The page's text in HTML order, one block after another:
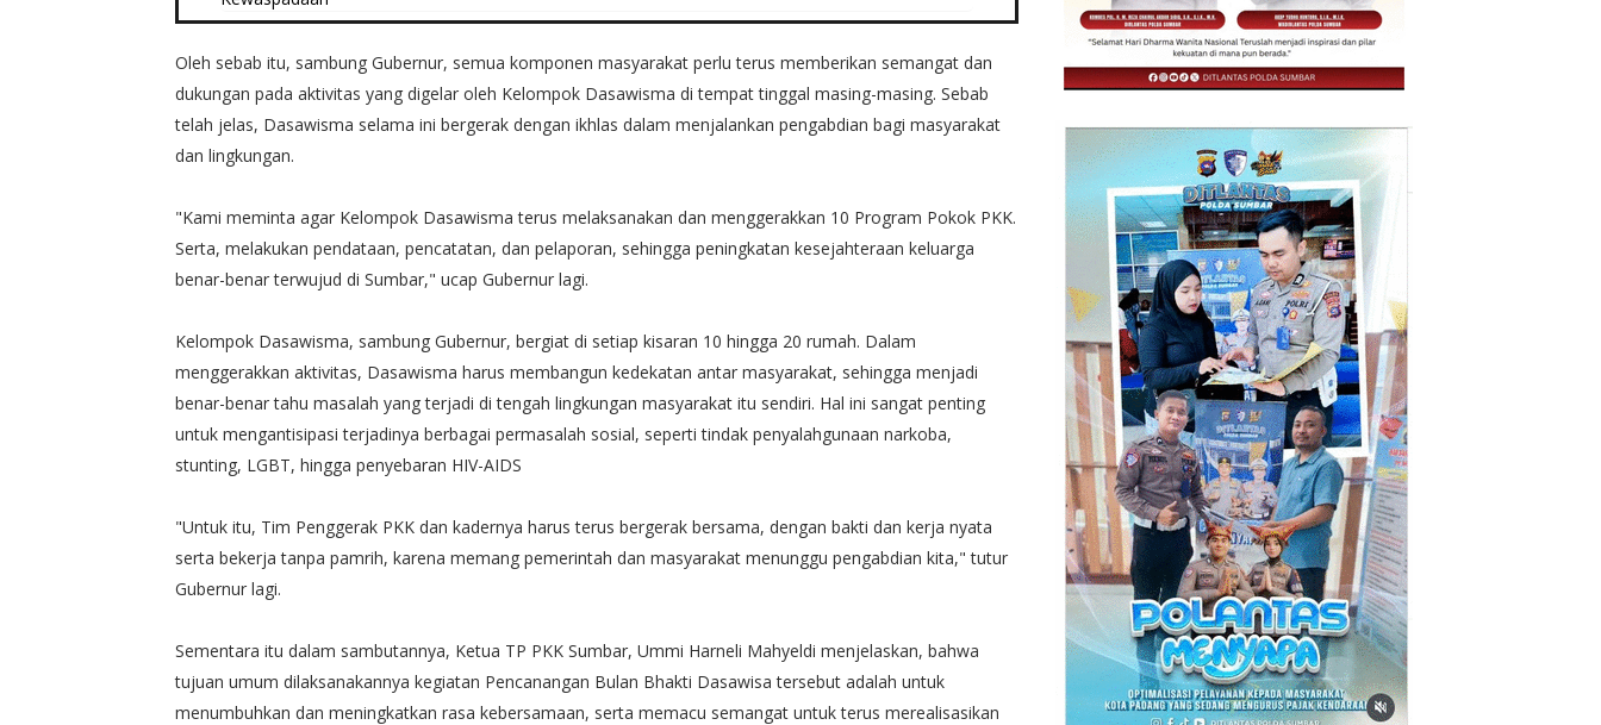
Oleh sebab itu, sambung Gubernur, semua komponen masyarakat perlu terus memberikan semangat dan
dukungan pada aktivitas yang digelar oleh Kelompok Dasawisma di tempat tinggal masing-masing. Sebab
telah jelas, Dasawisma selama ini bergerak dengan ikhlas dalam menjalankan pengabdian bagi masyarakat
dan lingkungan.
"Kami meminta agar Kelompok Dasawisma terus melaksanakan dan menggerakkan 10 Program Pokok PKK.
Serta, melakukan pendataan, pencatatan, dan pelaporan, sehingga peningkatan kesejahteraan keluarga
benar-benar terwujud di Sumbar," ucap Gubernur lagi.
Kelompok Dasawisma, sambung Gubernur, bergiat di setiap kisaran 10 hingga 20 rumah. Dalam
menggerakkan aktivitas, Dasawisma harus membangun kedekatan antar masyarakat, sehingga menjadi
benar-benar tahu masalah yang terjadi di tengah lingkungan masyarakat itu sendiri. Hal ini sangat penting
untuk mengantisipasi terjadinya berbagai permasalah sosial, seperti tindak penyalahgunaan narkoba,
stunting, LGBT, hingga penyebaran HIV-AIDS
"Untuk itu, Tim Penggerak PKK dan kadernya harus terus bergerak bersama, dengan bakti dan kerja nyata
serta bekerja tanpa pamrih, karena memang pemerintah dan masyarakat menunggu pengabdian kita," tutur
Gubernur lagi.
Sementara itu dalam sambutannya, Ketua TP PKK Sumbar, Ummi Harneli Mahyeldi menjelaskan, bahwa
tujuan umum dilaksanakannya kegiatan Pencanangan Bulan Bhakti Dasawisa tersebut adalah untuk
menumbuhkan dan meningkatkan rasa kebersamaan, serta memacu semangat untuk terus merealisasikan